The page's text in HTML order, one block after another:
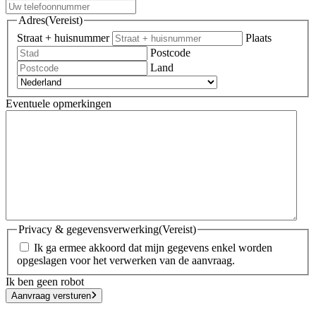
Adres(Vereist)
Straat + huisnummer
Plaats
Postcode
Land
Eventuele opmerkingen
Privacy & gegevensverwerking(Vereist)
Ik ga ermee akkoord dat mijn gegevens enkel worden
opgeslagen voor het verwerken van de aanvraag.
Ik ben geen robot
Aanvraag versturen